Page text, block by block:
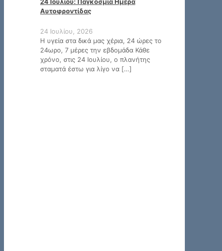
Αυτοφροντίδας
24 Ιουλίου, 2026
Η υγεία στα δικά μας χέρια, 24 ώρες το
24ωρο, 7 μέρες την εβδομάδα Κάθε
χρόνο, στις 24 Ιουλίου, ο πλανήτης
σταματά έστω για λίγο να […]